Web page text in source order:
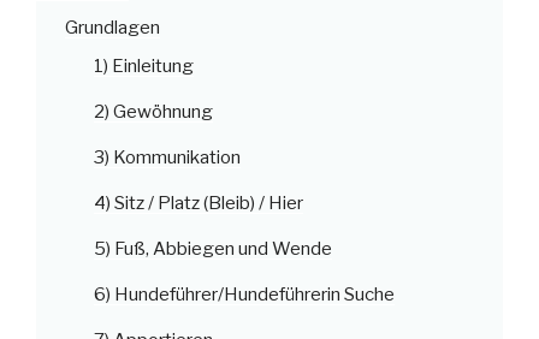
Grundlagen
1) Einleitung
2) Gewöhnung
3) Kommunikation
4) Sitz / Platz (Bleib) / Hier
5) Fuß, Abbiegen und Wende
6) Hundeführer/Hundeführerin Suche